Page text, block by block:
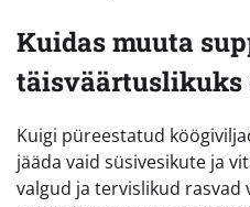
Kuidas muuta
täisväärtuslikuks
Kuigi püreestatud
jääda vaid süsivesikute ja
valgud ja tervislikud rasvad